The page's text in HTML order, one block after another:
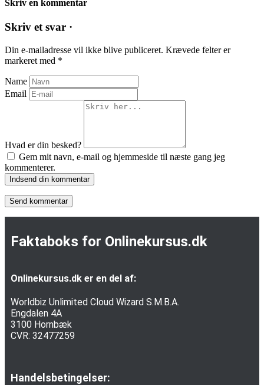
Skriv en kommentar
Skriv et svar ·
Din e-mailadresse vil ikke blive publiceret. Krævede felter er
markeret med *
Name
Email
Hvad er din besked?
Gem mit navn, e-mail og hjemmeside til næste gang jeg
kommenterer.
Indsend din kommentar
Faktaboks for Onlinekursus.dk
Onlinekursus.dk er en del af:
Worldbiz Unlimited Cloud Wizard S.M.B.A.
Engdalen 4A
3100 Hornbæk
CVR: 32477259
Handelsbetingelser: